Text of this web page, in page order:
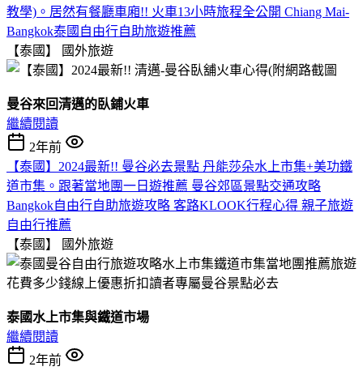
教學)。居然有餐廳車廂!! 火車13小時旅程全公開 Chiang Mai-
Bangkok泰國自由行自助旅遊推薦
【泰國】
國外旅遊
曼谷來回清邁的臥鋪火車
繼續閱讀
2年前
【泰國】2024最新!! 曼谷必去景點 丹能莎朵水上市集+美功鐵
道市集。跟著當地團一日遊推薦 曼谷郊區景點交通攻略
Bangkok自由行自助旅遊攻略 客路KLOOK行程心得 親子旅遊
自由行推薦
【泰國】
國外旅遊
泰國水上市集與鐵道市場
繼續閱讀
2年前